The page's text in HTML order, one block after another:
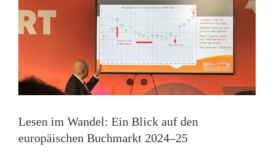
Lesen im Wandel: Ein Blick auf den
europäischen Buchmarkt 2024–25